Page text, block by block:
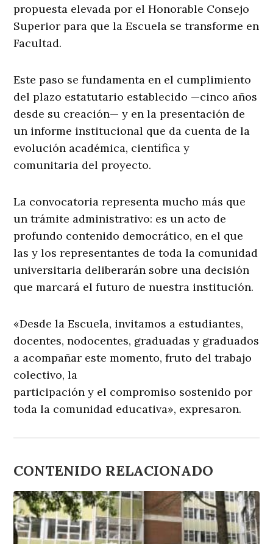
propuesta elevada por el Honorable Consejo
Superior para que la Escuela se transforme en
Facultad.
Este paso se fundamenta en el cumplimiento
del plazo estatutario establecido —cinco años
desde su creación— y en la presentación de
un informe institucional que da cuenta de la
evolución académica, científica y
comunitaria del proyecto.
La convocatoria representa mucho más que
un trámite administrativo: es un acto de
profundo contenido democrático, en el que
las y los representantes de toda la comunidad
universitaria deliberarán sobre una decisión
que marcará el futuro de nuestra institución.
«Desde la Escuela, invitamos a estudiantes,
docentes, nodocentes, graduadas y graduados
a acompañar este momento, fruto del trabajo
colectivo, la
participación y el compromiso sostenido por
toda la comunidad educativa», expresaron.
CONTENIDO RELACIONADO